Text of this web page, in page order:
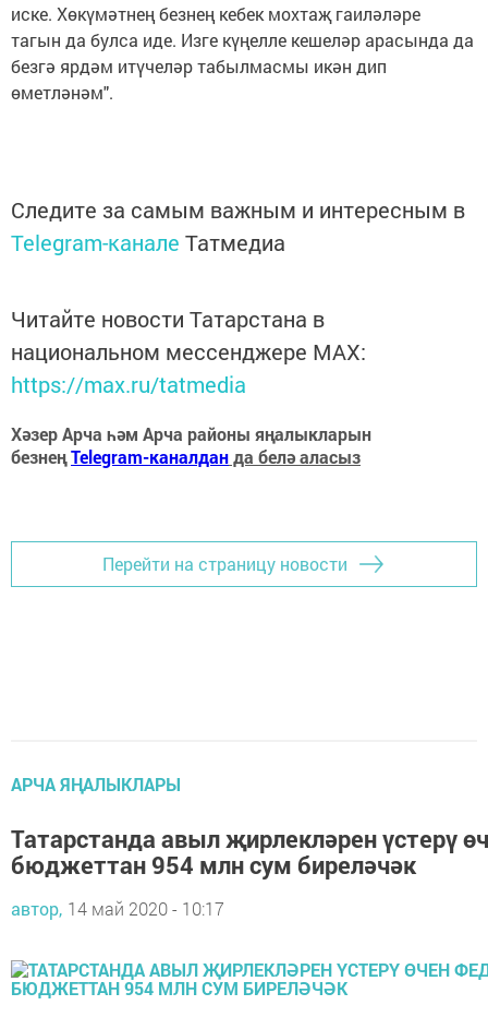
иске. Хөкүмәтнең безнең кебек мохтаҗ гаиләләре
тагын да булса иде. Изге күңелле кешеләр арасында да
безгә ярдәм итүчеләр табылмасмы икән дип
өметләнәм".
Следите за самым важным и интересным в
Telegram-канале Татмедиа
Читайте новости Татарстана в
национальном мессенджере MАХ:
https://max.ru/tatmedia
Хәзер Арча һәм Арча районы яңалыкларын
безнеңTelegram-каналданда белә аласыз
Перейти на страницу новости
АРЧА ЯҢАЛЫКЛАРЫ
Татарстанда авыл җирлекләрен үстерү
бюджеттан 954 млн сум биреләчәк
автор, 14 май 2020 - 10:17